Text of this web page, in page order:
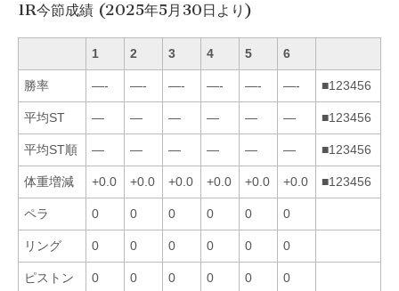
1R今節成績 (2025年5月30日より)
1 2 3 4 5 6
勝率 —- —- —- —- —- —- ■123456
平均ST — — — — — — ■123456
平均ST順 — — — — — — ■123456
体重増減 +0.0 +0.0 +0.0 +0.0 +0.0 +0.0 ■123456
ペラ 0 0 0 0 0 0
リング 0 0 0 0 0 0
ピストン 0 0 0 0 0 0